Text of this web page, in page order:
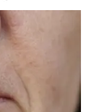
جميلة – دليل الليزر المنزلي